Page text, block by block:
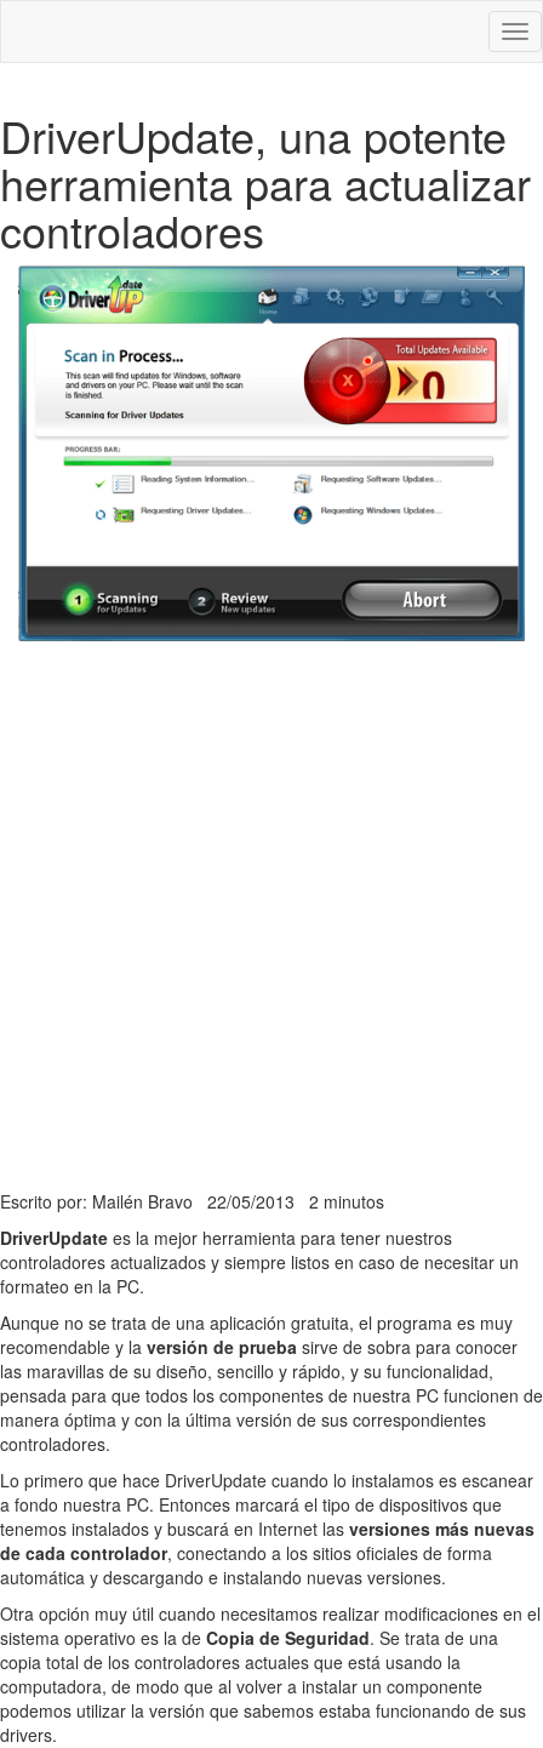
DriverUpdate, una potente
herramienta para actualizar
controladores
Escrito por: Mailén Bravo 22/05/2013 2 minutos
DriverUpdate es la mejor herramienta para tener nuestros
controladores actualizados y siempre listos en caso de necesitar un
formateo en la PC.
Aunque no se trata de una aplicación gratuita, el programa es muy
recomendable y la versión de prueba sirve de sobra para conocer
las maravillas de su diseño, sencillo y rápido, y su funcionalidad,
pensada para que todos los componentes de nuestra PC funcionen de
manera óptima y con la última versión de sus correspondientes
controladores.
Lo primero que hace DriverUpdate cuando lo instalamos es escanear
a fondo nuestra PC. Entonces marcará el tipo de dispositivos que
tenemos instalados y buscará en Internet las versiones más nuevas
de cada controlador, conectando a los sitios oficiales de forma
automática y descargando e instalando nuevas versiones.
Otra opción muy útil cuando necesitamos realizar modificaciones en el
sistema operativo es la de Copia de Seguridad. Se trata de una
copia total de los controladores actuales que está usando la
computadora, de modo que al volver a instalar un componente
podemos utilizar la versión que sabemos estaba funcionando de sus
drivers.